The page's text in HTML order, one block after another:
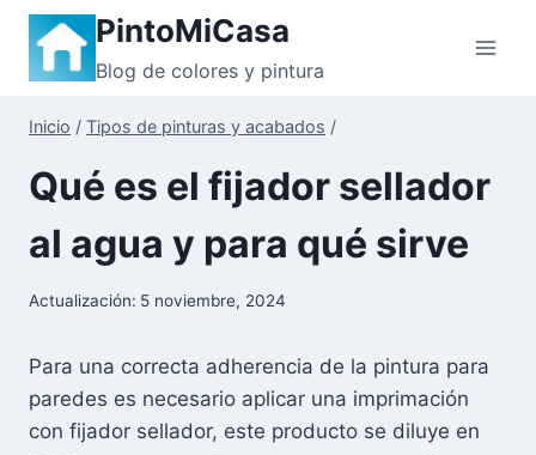
Saltar
contenido
PintoMiCasa
Blog de colores y pintura
Inicio / Tipos de pinturas y acabados /
Qué es el fijador sellador
al agua y para qué sirve
Actualización: 5 noviembre, 2024
Para una correcta adherencia de la pintura para
paredes es necesario aplicar una imprimación
con fijador sellador, este producto se diluye en